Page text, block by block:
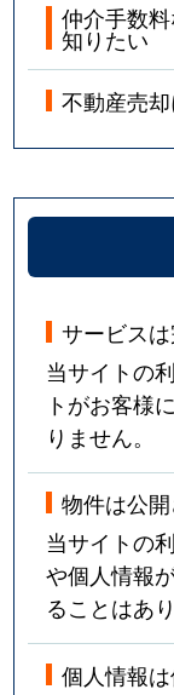
仲介手数
知りたい
不動産売
サービス
当サイトの
トがお客様
りません。
物件は公
当サイトの
や個人情報
ることはあ
個人情報